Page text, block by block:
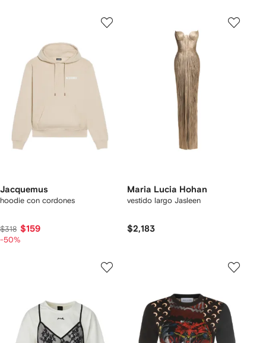
Jacquemus
hoodie con cordones
$318 $159
-50%
Maria Lucia Hohan
vestido largo Jasleen
$2,183